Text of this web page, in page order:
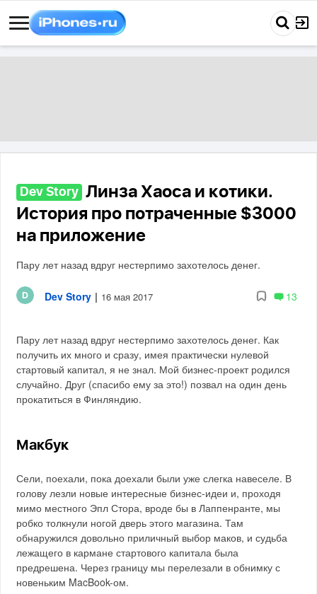
Dev Story Линза Хаоса и котики.
История про потраченные $3000
на приложение
Пару лет назад вдруг нестерпимо захотелось денег.
Dev Story | 16 мая 2017 13
Пару лет назад вдруг нестерпимо захотелось денег. Как
получить их много и сразу, имея практически нулевой
стартовый капитал, я не знал. Мой бизнес-проект родился
случайно. Друг (спасибо ему за это!) позвал на один день
прокатиться в Финляндию.
Макбук
Сели, поехали, пока доехали были уже слегка навеселе. В
голову лезли новые интересные бизнес-идеи и, проходя
мимо местного Эпл Стора, вроде бы в Лаппенранте, мы
робко толкнули ногой дверь этого магазина. Там
обнаружился довольно приличный выбор маков, и судьба
лежащего в кармане стартового капитала была
предрешена. Через границу мы перелезали в обнимку с
новеньким MacBook-ом.